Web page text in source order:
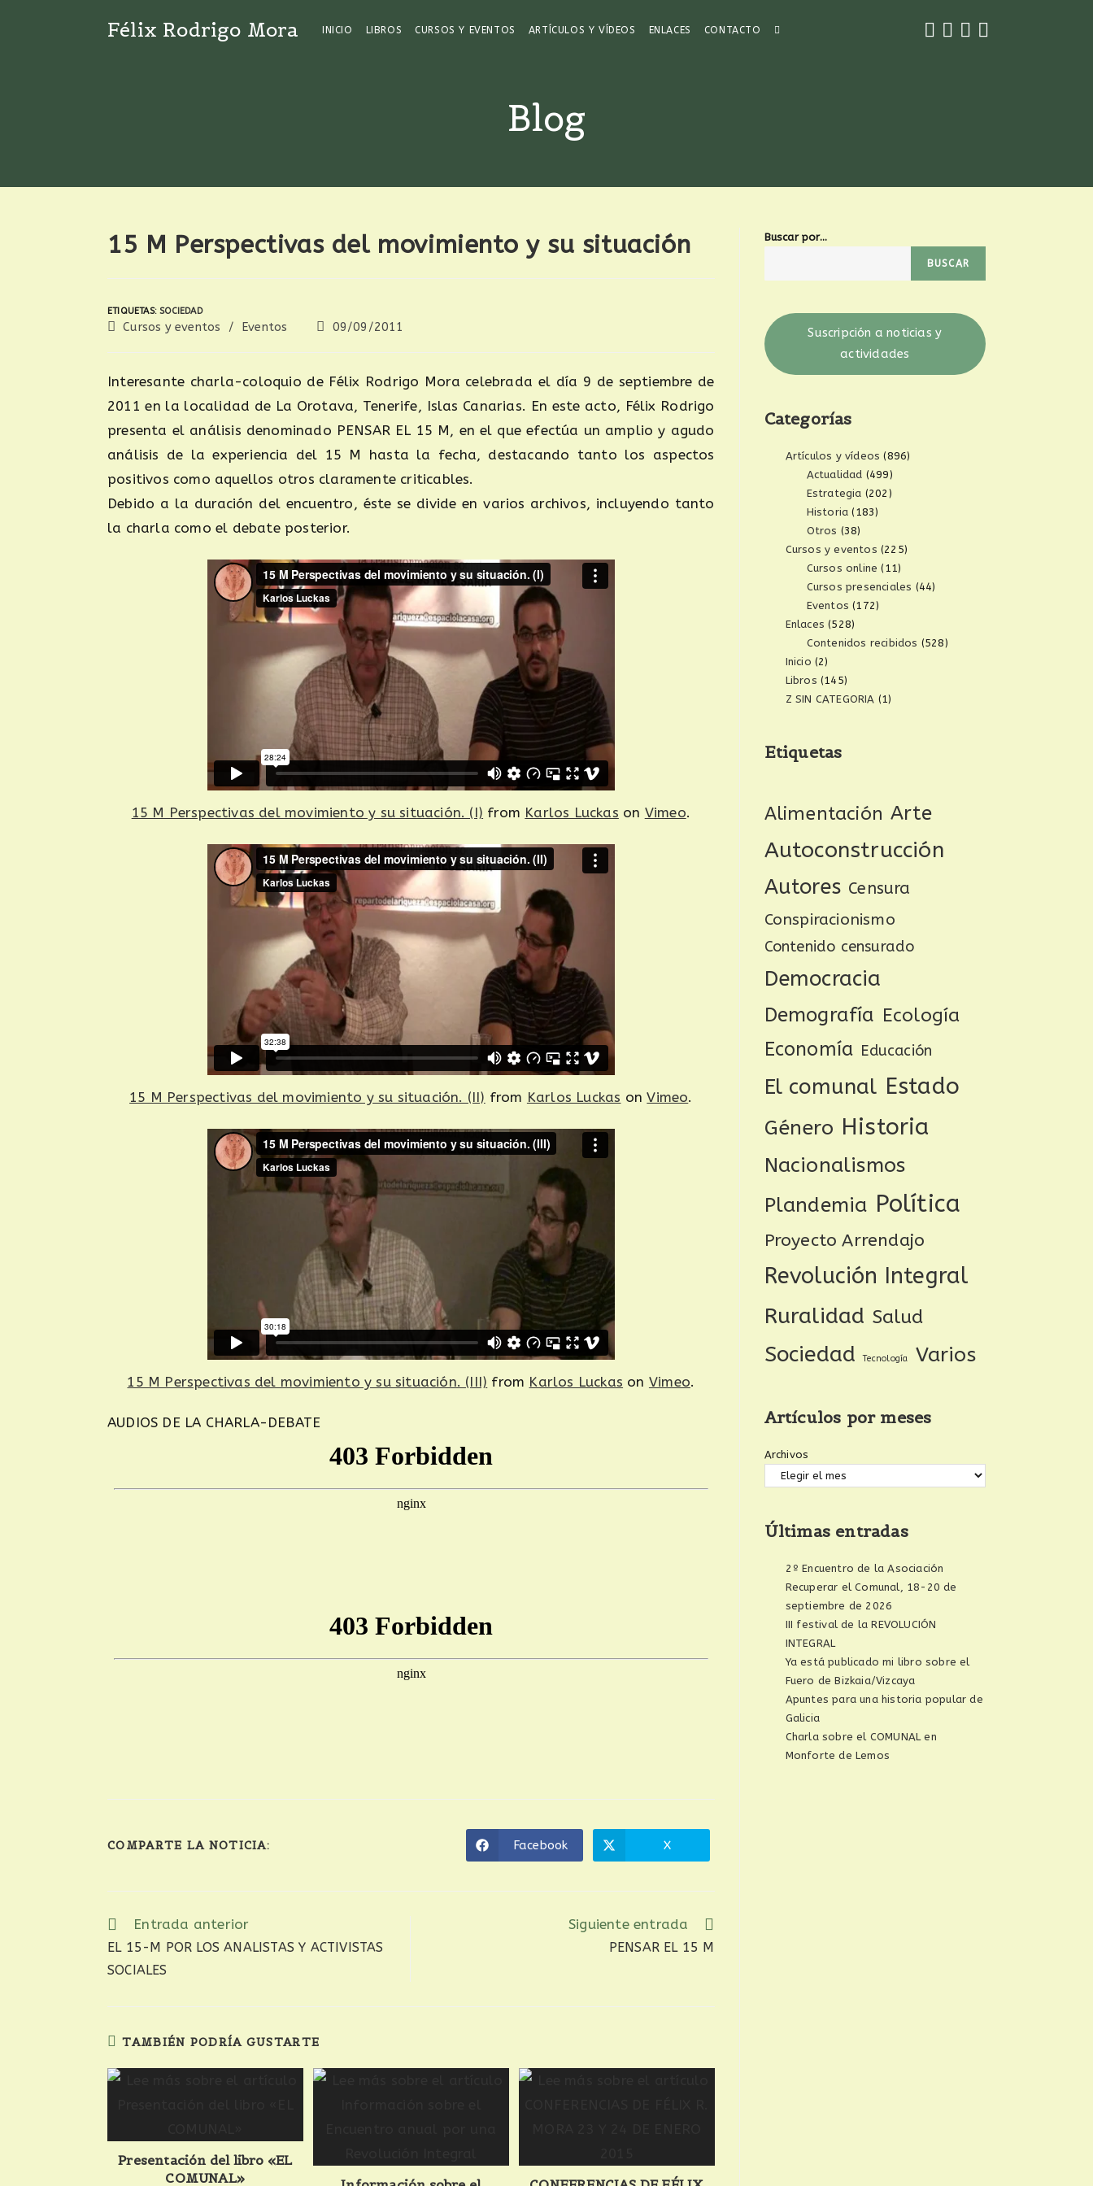
Félix Rodrigo Mora INICIO LIBROS CURSOS Y EVENTOS ARTÍCULOS Y VÍDEOS ENLACES CONTACTO
Blog
15 M Perspectivas del movimiento y su situación
ETIQUETAS:SOCIEDAD
Cursos y eventos / Eventos 09/09/2011
Interesante charla-coloquio de Félix Rodrigo Mora celebrada el día 9 de septiembre de
2011 en la localidad de La Orotava, Tenerife, Islas Canarias. En este acto, Félix Rodrigo
presenta el análisis denominado PENSAR EL 15 M, en el que efectúa un amplio y agudo
análisis de la experiencia del 15 M hasta la fecha, destacando tanto los aspectos
positivos como aquellos otros claramente criticables.
Debido a la duración del encuentro, éste se divide en varios archivos, incluyendo tanto
la charla como el debate posterior.
15 M Perspectivas del movimiento y su situación. (I) from Karlos Luckas on Vimeo.
15 M Perspectivas del movimiento y su situación. (II) from Karlos Luckas onVimeo.
15 M Perspectivas del movimiento y su situación. (III) from Karlos Luckas on Vimeo.
AUDIOS DE LA CHARLA-DEBATE
COMPARTE LA NOTICIA: Facebook X
Entrada anterior
EL 15-M POR LOS ANALISTAS Y ACTIVISTAS
SOCIALES
Siguiente entrada
PENSAR EL 15 M
TAMBIÉN PODRÍA GUSTARTE
Presentación del libro «EL
COMUNAL»
Buscar por...
BUSCAR
Suscripción a noticias y
actividades
Categorías
Artículos y vídeos (896)
Actualidad (499)
Estrategia (202)
Historia (183)
Otros (38)
Cursos y eventos (225)
Cursos online (11)
Cursos presenciales (44)
Eventos (172)
Enlaces (528)
Contenidos recibidos (528)
Inicio (2)
Libros (145)
Z SIN CATEGORIA (1)
Etiquetas
Alimentación Arte
Autoconstrucción
Autores Censura
Conspiracionismo
Contenido censurado
Democracia
Demografía Ecología
Economía Educación
El comunal Estado
Género Historia
Nacionalismos
Plandemia Política
Proyecto Arrendajo
Revolución Integral
Ruralidad Salud
Sociedad Tecnología Varios
Artículos por meses
Archivos
Últimas entradas
2º Encuentro de la Asociación
Recuperar el Comunal, 18-20 de
septiembre de 2026
III festival de la REVOLUCIÓN
INTEGRAL
Ya está publicado mi libro sobre el
Fuero de Bizkaia/Vizcaya
Apuntes para una historia popular de
Galicia
Charla sobre el COMUNAL en
Monforte de Lemos